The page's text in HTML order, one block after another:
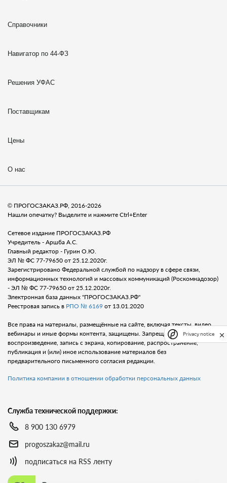
Справочники
Навигатор по 44-ФЗ
Решения УФАС
Поставщикам
Цены
О нас
© ПРОГОСЗАКАЗ.РФ, 2016-2026
Нашли опечатку? Выделите и нажмите Ctrl+Enter
Сетевое издание ПРОГОСЗАКАЗ.РФ
Учредитель - Аршба А.С.
Главный редактор - Гурин О.Ю.
ЭЛ № ФС 77-79650 от 25.12.2020г.
Зарегистрировано Федеральной службой по надзору в сфере связи,
информационных технологий и массовых коммуникаций (Роскомнадозор)
- ЭЛ № ФС 77-79650 от 25.12.2020г.
Электронная база данных "ПРОГОСЗАКАЗ.РФ"
Реестровая запись в РПО № 6169 от 13.01.2020
Все права на материалы, размещённые на сайте, включая тексты, видео,
вебинары и иные формы контента, защищены. Запрещается любое
воспроизведение, запись с экрана, копирование, распространение,
публикация и (или) иное использование материалов без
предварительного письменного согласия редакции.
Политика компании в отношении обработки персональных данных
Служба технической поддержки:
8 900 130 6979
progoszakaz@mail.ru
подписаться на RSS ленту
Privacy notice